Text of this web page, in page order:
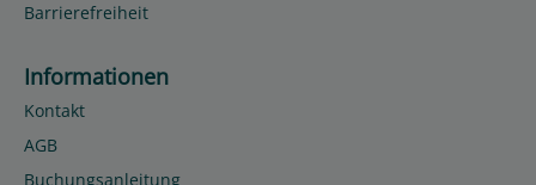
Barrierefreiheit
Informationen
Kontakt
AGB
Buchungsanleitung